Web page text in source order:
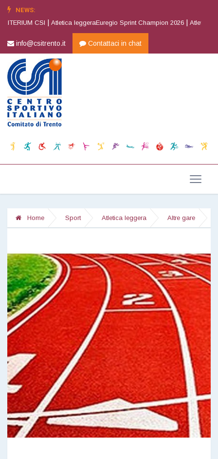
NEWS:
CSI | Atletica leggeraEuregio Sprint Champion 2026 |Atletica
info@csitrento.it Contattaci in chat
Home Sport Atletica leggera Altre gare